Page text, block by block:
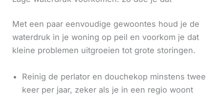
Met een paar eenvoudige gewoontes houd je de
waterdruk in je woning op peil en voorkom je dat
kleine problemen uitgroeien tot grote storingen.
Reinig de perlator en douchekop minstens twee
keer per jaar, zeker als je in een regio woont